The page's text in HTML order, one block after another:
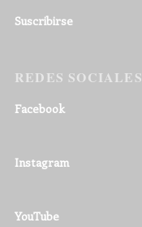
Suscribirse
REDES SOCIALES
Facebook
Instagram
YouTube